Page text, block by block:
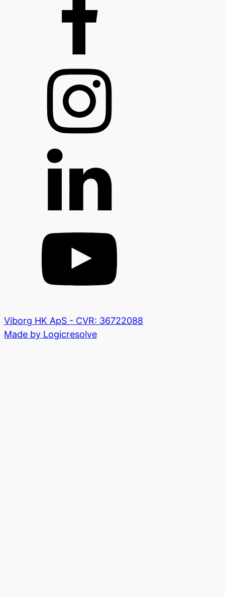
Viborg HK ApS - CVR: 36722088
Made by Logicresolve